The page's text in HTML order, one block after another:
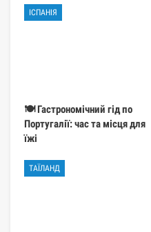
ІСПАНІЯ
🍽️ Гастрономічний гід по
Португалії: час та місця для
їжі
ТАЇЛАНД